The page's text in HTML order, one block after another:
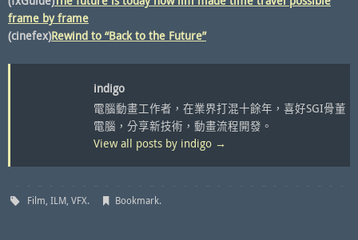
frame by frame
(cinefex)Rewind to “Back to the Future”
indigo
電腦動畫工作者，在業界打混十餘年，喜好SGI骨董
電腦，分享新技術，動畫流程開發。
View all posts by indigo →
Film, ILM, VFX. Bookmark.